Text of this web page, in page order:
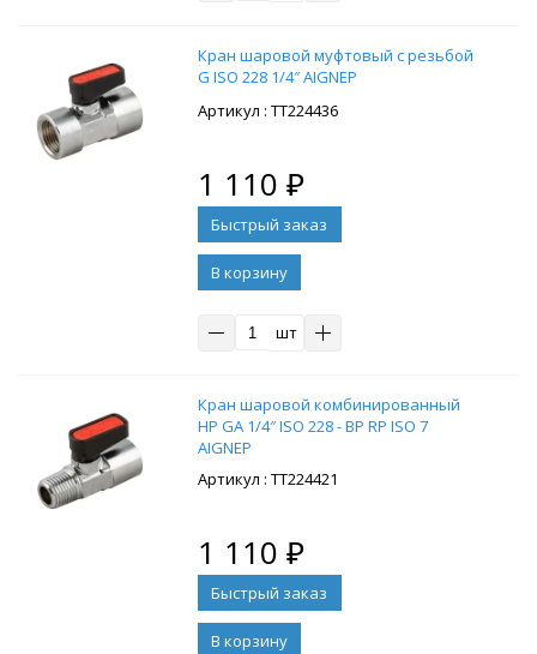
Кран шаровой муфтовый с резьбой
G ISO 228 1/4″ AIGNEP
: ТТ224436
1 110 ₽
В корзину
шт
Кран шаровой комбинированный
НР GA 1/4″ ISO 228 - ВР RP ISO 7
AIGNEP
: ТТ224421
1 110 ₽
В корзину